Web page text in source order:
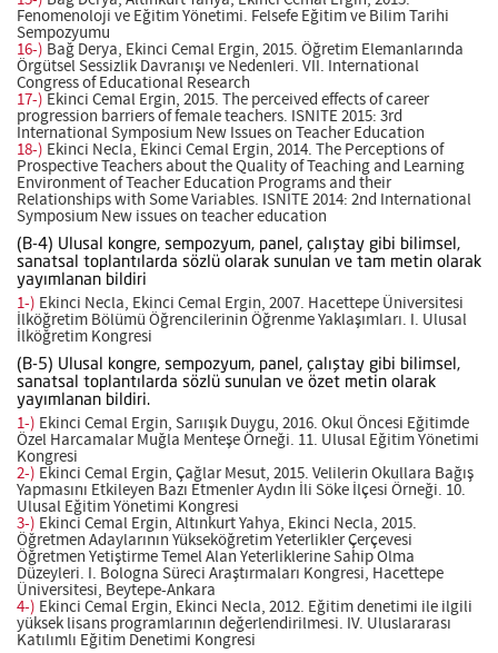
Fenomenoloji ve Eğitim Yönetimi. Felsefe Eğitim ve Bilim Tarihi
Sempozyumu
16-) Bağ Derya, Ekinci Cemal Ergin, 2015. Öğretim Elemanlarında
Örgütsel Sessizlik Davranışı ve Nedenleri. VII. International
Congress of Educational Research
17-) Ekinci Cemal Ergin, 2015. The perceived effects of career
progression barriers of female teachers. ISNITE 2015: 3rd
International Symposium New Issues on Teacher Education
18-) Ekinci Necla, Ekinci Cemal Ergin, 2014. The Perceptions of
Prospective Teachers about the Quality of Teaching and Learning
Environment of Teacher Education Programs and their
Relationships with Some Variables. ISNITE 2014: 2nd International
Symposium New issues on teacher education
(B-4) Ulusal kongre, sempozyum, panel, çalıştay gibi bilimsel,
sanatsal toplantılarda sözlü olarak sunulan ve tam metin olarak
yayımlanan bildiri
1-) Ekinci Necla, Ekinci Cemal Ergin, 2007. Hacettepe Üniversitesi
İlköğretim Bölümü Öğrencilerinin Öğrenme Yaklaşımları. I. Ulusal
İlköğretim Kongresi
(B-5) Ulusal kongre, sempozyum, panel, çalıştay gibi bilimsel,
sanatsal toplantılarda sözlü sunulan ve özet metin olarak
yayımlanan bildiri.
1-) Ekinci Cemal Ergin, Sarıışık Duygu, 2016. Okul Öncesi Eğitimde
Özel Harcamalar Muğla Menteşe Örneği. 11. Ulusal Eğitim Yönetimi
Kongresi
2-) Ekinci Cemal Ergin, Çağlar Mesut, 2015. Velilerin Okullara Bağış
Yapmasını Etkileyen Bazı Etmenler Aydın İli Söke İlçesi Örneği. 10.
Ulusal Eğitim Yönetimi Kongresi
3-) Ekinci Cemal Ergin, Altınkurt Yahya, Ekinci Necla, 2015.
Öğretmen Adaylarının Yükseköğretim Yeterlikler Çerçevesi
Öğretmen Yetiştirme Temel Alan Yeterliklerine Sahip Olma
Düzeyleri. I. Bologna Süreci Araştırmaları Kongresi, Hacettepe
Üniversitesi, Beytepe-Ankara
4-) Ekinci Cemal Ergin, Ekinci Necla, 2012. Eğitim denetimi ile ilgili
yüksek lisans programlarının değerlendirilmesi. IV. Uluslararası
Katılımlı Eğitim Denetimi Kongresi